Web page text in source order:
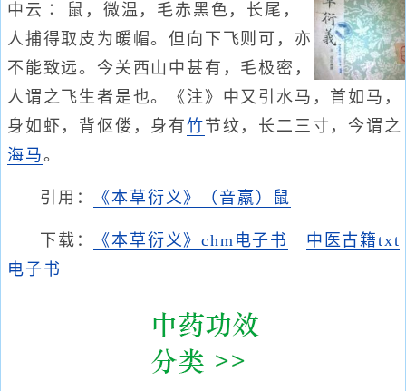
中云∶ 鼠，微温，毛赤黑色，长尾，
人捕得取皮为暖帽。但向下飞则可，亦
不能致远。今关西山中甚有，毛极密，
人谓之飞生者是也。《注》中又引水马，首如马，
身如虾，背伛偻，身有竹节纹，长二三寸，今谓之
海马。
引用： 《本草衍义》（音羸）鼠
下载： 《本草衍义》chm电子书
中医古籍txt
电子书